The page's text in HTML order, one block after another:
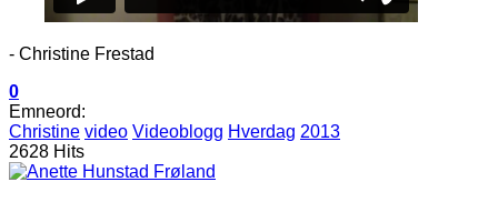
- Christine Frestad
0
Emneord:
Christine video Videoblogg Hverdag 2013
2628 Hits